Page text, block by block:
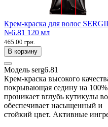
Крем-краска для волос
№6.81 120 мл
465.00 грн.
В корзину
Модель serg6.81
Крем-краска высокого
покрывающая седину на
проникает вглубь кутикулы
обеспечивает насыщенный и
стойкий цвет. Активные